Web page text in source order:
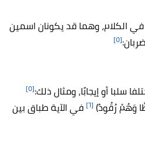
الكلام، وهما قد يكونان اسمين
[٥]
سلبا أو إيجابًا، ومثال ذلك:[٥]
وَهُمْ رُقُودٌ) [٦] في الآية طباق بين